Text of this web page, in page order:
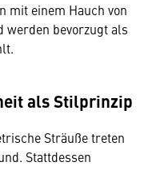
mit einem Hauch von
werden bevorzugt als
als Stilprinzip
Sträuße treten
Stattdessen